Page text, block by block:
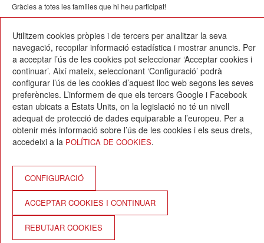
Gràcies a totes les famílies que hi heu participat!
26/02/2024
Escola Betània-Patmos
C. Montevideo, 13
08034 Barcelona
Arquitectura i disseny:
www.pixtin.es
Programació:
Utilitzem cookies pròpies i de tercers per analitzar la seva
navegació, recopilar informació estadística i mostrar anuncis. Per
a acceptar l’ús de les cookies pot seleccionar ‘Acceptar cookies i
continuar’. Així mateix, seleccionant ‘Configuració’ podrà
configurar l’ús de les cookies d’aquest lloc web segons les seves
preferències. L’informem de que els tercers Google i Facebook
estan ubicats a Estats Units, on la legislació no té un nivell
adequat de protecció de dades equiparable a l’europeu. Per a
obtenir més informació sobre l’ús de les cookies i els seus drets,
accedeixi a la POLÍTICA DE COOKIES.
CONFIGURACIÓ
ACCEPTAR COOKIES I CONTINUAR
REBUTJAR COOKIES